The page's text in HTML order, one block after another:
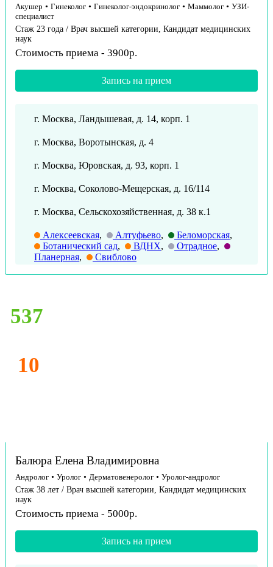
Акушер • Гинеколог • Гинеколог-эндокринолог • Маммолог • УЗИ-
специалист
Стаж 23 года / Врач высшей категории, Кандидат медицинских
наук
Стоимость приема - 3900р.
Запись на прием
г. Москва, Ландышевая, д. 14, корп. 1
г. Москва, Воротынская, д. 4
г. Москва, Юровская, д. 93, корп. 1
г. Москва, Соколово-Мещерская, д. 16/114
г. Москва, Сельскохозяйственная, д. 38 к.1
Алексеевская, Алтуфьево, Беломорская,
Ботанический сад, ВДНХ, Отрадное,
Планерная, Свиблово
537
10
Балюра Елена Владимировна
Андролог • Уролог • Дерматовенеролог • Уролог-андролог
Стаж 38 лет / Врач высшей категории, Кандидат медицинских
наук
Стоимость приема - 5000р.
Запись на прием